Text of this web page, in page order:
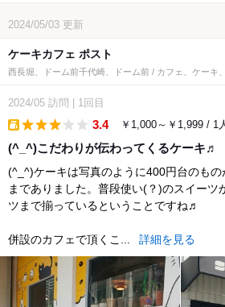
2024/05/03 更新
ケーキカフェ ポスト
西長堀、ドーム前千代崎、ドーム前 / カフェ、ケーキ
2024/05 訪問 1回目
3.4 ￥1,000～￥1,999 / 1
(^_^)こだわりが伝わってくるケーキ♬
(^_^)ケーキは写真のように400円台のも
までありました。普段使い(？)のスイーツ
ツまで揃っているということですね♬
併設のカフェで頂くこ... 詳細を見る